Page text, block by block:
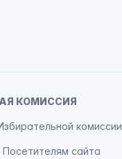
КОМИССИЯ
комиссии
сайта